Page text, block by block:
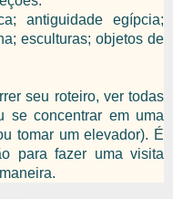
antiguidade egípcia;
esculturas; objetos de
seu roteiro, ver todas
se concentrar em uma
tomar um elevador). É
para fazer uma visita